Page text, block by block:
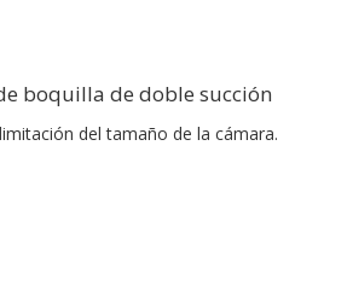
boquilla de doble succión
del tamaño de la cámara.